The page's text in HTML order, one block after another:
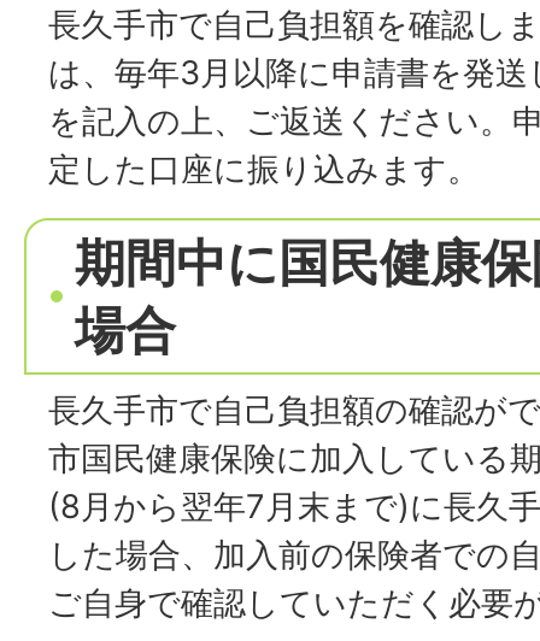
長久手市で自己負担額を確認し
は、毎年3月以降に申請書を発
を記入の上、ご返送ください。
定した口座に振り込みます。
期間中に国民健康
場合
長久手市で自己負担額の確認が
市国民健康保険に加入している
(8月から翌年7月末まで)に長久
した場合、加入前の保険者での
ご自身で確認していただく必要